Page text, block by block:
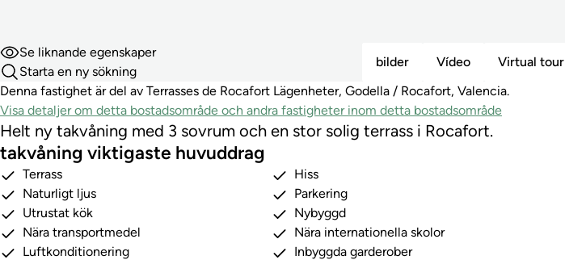
bilder Vídeo Virtual tour
Se liknande egenskaper
Starta en ny sökning
Denna fastighet är del av Terrasses de Rocafort Lägenheter, Godella / Rocafort, Valencia.
Visa detaljer om detta bostadsområde och andra fastigheter inom detta bostadsområde
Helt ny takvåning med 3 sovrum och en stor solig terrass i Rocafort.
takvåning viktigaste huvuddrag
Terrass
Hiss
Naturligt ljus
Parkering
Utrustat kök
Nybyggd
Nära transportmedel
Nära internationella skolor
Luftkonditionering
Inbyggda garderober